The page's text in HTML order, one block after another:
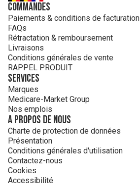
Commandes
Paiements & conditions de facturation
FAQs
Rétractation & remboursement
Livraisons
Conditions générales de vente
RAPPEL PRODUIT
Services
Marques
Medicare-Market Group
Nos emplois
A propos de nous
Charte de protection de données
Présentation
Conditions générales d'utilisation
Contactez-nous
Cookies
Accessibilité